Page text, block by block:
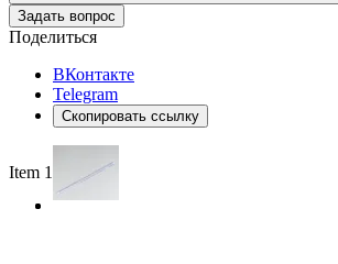
Задать вопрос
Поделиться
ВКонтакте
Telegram
Скопировать ссылку
Item 1 of 2